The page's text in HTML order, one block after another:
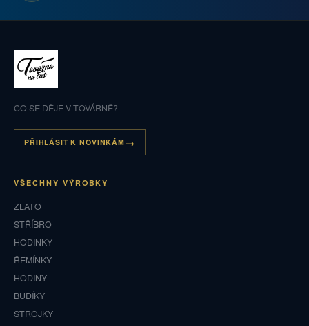
CO SE DĚJE V TOVÁRNĚ?
PŘIHLÁSIT K NOVINKÁM
VŠECHNY VÝROBKY
ZLATO
STŘÍBRO
HODINKY
ŘEMÍNKY
HODINY
BUDÍKY
STROJKY